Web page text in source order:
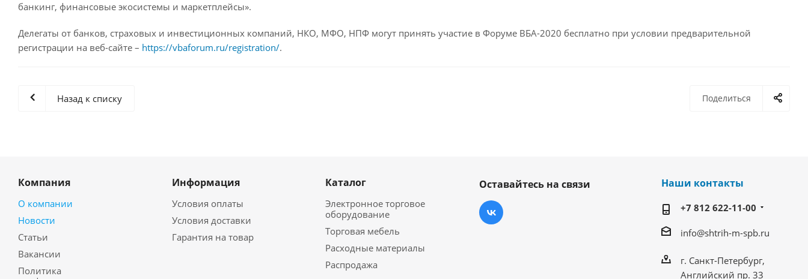
банкинг, финансовые экосистемы и маркетплейсы».
Делегаты от банков, страховых и инвестиционных компаний, НКО, МФО, НПФ могут принять участие в Форуме ВБА-2020 бесплатно при условии предварительной
регистрации на веб-сайте – https://vbaforum.ru/registration/.
Поделиться
Назад к списку
Компания
О компании
Новости
Статьи
Вакансии
Политика
Информация
Условия оплаты
Условия доставки
Гарантия на товар
Каталог
Электронное торговое
оборудование
Торговая мебель
Расходные материалы
Распродажа
Оставайтесь на связи Наши контакты
+7 812 622-11-00
info@shtrih-m-spb.ru
г. Санкт-Петербург,
Английский пр. 33